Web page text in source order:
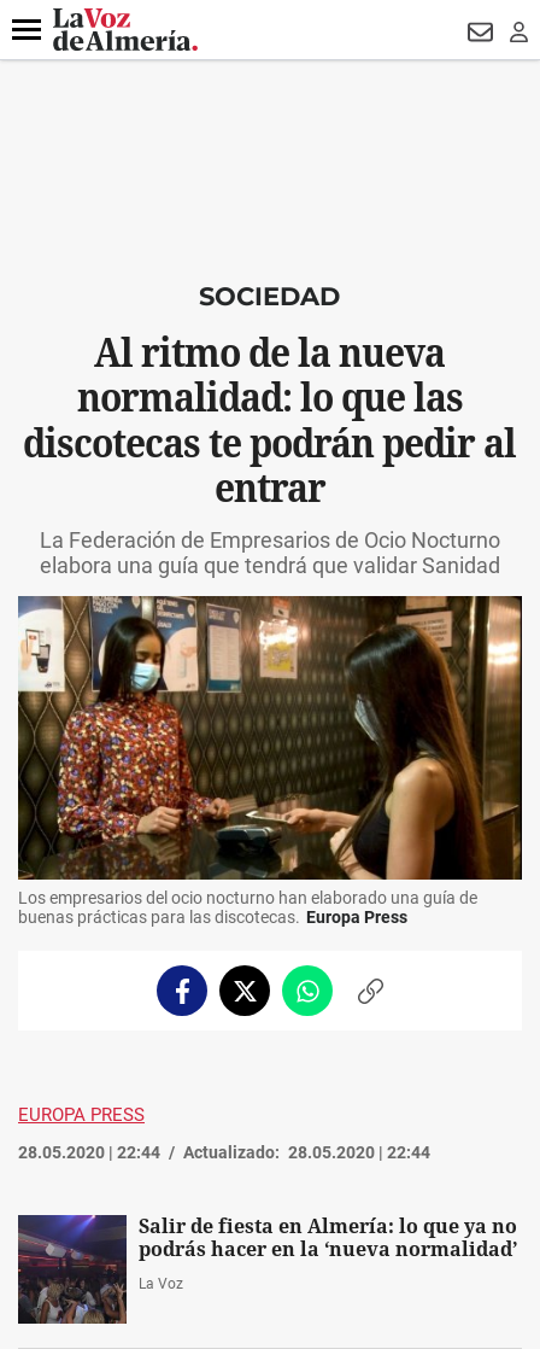
DESTACADO
Menú
SOCIEDAD
Al ritmo de la nueva
normalidad: lo que las
discotecas te podrán pedir al
entrar
La Federación de Empresarios de Ocio Nocturno
elabora una guía que tendrá que validar Sanidad
Los empresarios del ocio nocturno han elaborado una guía de
buenas prácticas para las discotecas. Europa Press
FacebookTwitterWhatsappCopiar
EUROPA PRESS
28.05.2020 | 22:44 Actualizado: 28.05.2020 | 22:44
Salir de fiesta en Almería: lo que ya no
podrás hacer en la ‘nueva normalidad’
La Voz